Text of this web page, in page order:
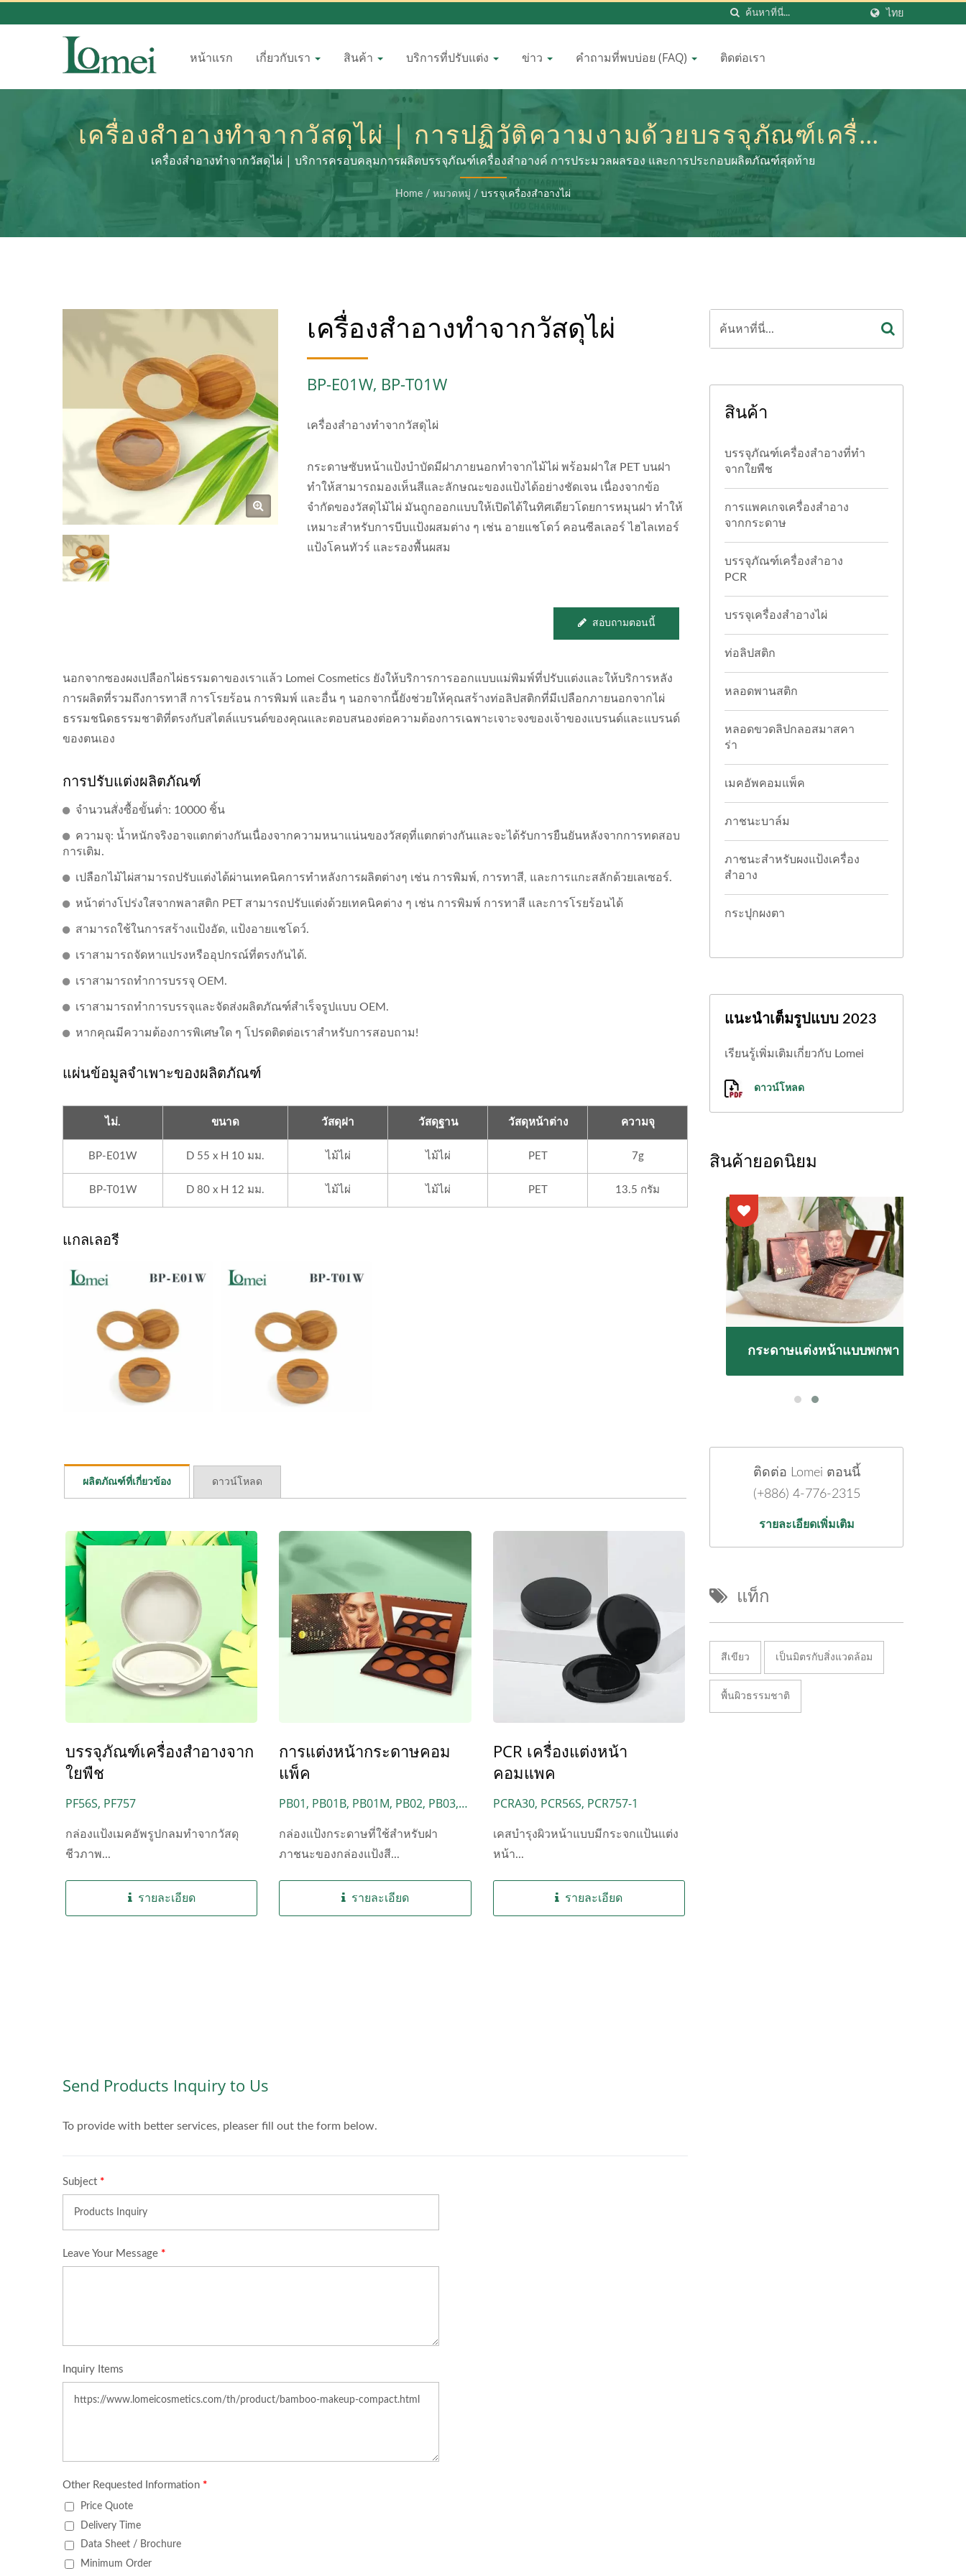
ไทย
หน้าแรก เกี่ยวกับเรา สินค้า บริการที่ปรับแต่ง ข่าว คำถามที่พบบ่อย (FAQ) ติดต่อเรา
เครื่องสำอางทำจากวัสดุไผ่ | การปฏิวัติความงามด้วยบรรจุภัณฑ์เครื่อง
สำอาง PCR: อนาคตของความยั่งยืน | LOMEI
เครื่องสำอางทำจากวัสดุไผ่ | บริการครอบคลุมการผลิตบรรจุภัณฑ์เครื่องสำอางค์ การประมวลผลรอง และการประกอบผลิตภัณฑ์สุดท้าย
Home / หมวดหมู่ / บรรจุเครื่องสำอางไผ่
เครื่องสำอางทำจากวัสดุไผ่
BP-E01W, BP-T01W
เครื่องสำอางทำจากวัสดุไผ่
กระดาษซับหน้าแป้งบำบัดมีฝาภายนอกทำจากไม้ไผ่ พร้อมฝาใส PET บนฝา
ทำให้สามารถมองเห็นสีและลักษณะของแป้งได้อย่างชัดเจน เนื่องจากข้อ
จำกัดของวัสดุไม้ไผ่ มันถูกออกแบบให้เปิดได้ในทิศเดียวโดยการหมุนฝา ทำให้
เหมาะสำหรับการบีบแป้งผสมต่าง ๆ เช่น อายแชโดว์ คอนซีลเลอร์ ไฮไลเทอร์
แป้งโคนทัวร์ และรองพื้นผสม
สอบถามตอนนี้
นอกจากซองผงเปลือกไผ่ธรรมดาของเราแล้ว Lomei Cosmetics ยังให้บริการการออกแบบแม่พิมพ์ที่ปรับแต่งและให้บริการหลัง
การผลิตที่รวมถึงการทาสี การโรยร้อน การพิมพ์ และอื่น ๆ นอกจากนี้ยังช่วยให้คุณสร้างท่อลิปสติกที่มีเปลือกภายนอกจากไผ่
ธรรมชนิดธรรมชาติที่ตรงกับสไตล์แบรนด์ของคุณและตอบสนองต่อความต้องการเฉพาะเจาะจงของเจ้าของแบรนด์และแบรนด์
ของตนเอง
การปรับแต่งผลิตภัณฑ์
จำนวนสั่งซื้อขั้นต่ำ: 10000 ชิ้น
ความจุ: น้ำหนักจริงอาจแตกต่างกันเนื่องจากความหนาแน่นของวัสดุที่แตกต่างกันและจะได้รับการยืนยันหลังจากการทดสอบ
การเติม.
เปลือกไม้ไผ่สามารถปรับแต่งได้ผ่านเทคนิคการทำหลังการผลิตต่างๆ เช่น การพิมพ์, การทาสี, และการแกะสลักด้วยเลเซอร์.
หน้าต่างโปร่งใสจากพลาสติก PET สามารถปรับแต่งด้วยเทคนิคต่าง ๆ เช่น การพิมพ์ การทาสี และการโรยร้อนได้
สามารถใช้ในการสร้างแป้งอัด, แป้งอายแชโดว์.
เราสามารถจัดหาแปรงหรืออุปกรณ์ที่ตรงกันได้.
เราสามารถทำการบรรจุ OEM.
เราสามารถทำการบรรจุและจัดส่งผลิตภัณฑ์สำเร็จรูปแบบ OEM.
หากคุณมีความต้องการพิเศษใด ๆ โปรดติดต่อเราสำหรับการสอบถาม!
แผ่นข้อมูลจำเพาะของผลิตภัณฑ์
ไม่. ขนาด วัสดุฝา วัสดุฐาน วัสดุหน้าต่าง ความจุ
BP-E01W D 55 x H 10 มม. ไม้ไผ่ ไม้ไผ่ PET 7g
BP-T01W D 80 x H 12 มม. ไม้ไผ่ ไม้ไผ่ PET 13.5 กรัม
แกลเลอรี
ผลิตภัณฑ์ที่เกี่ยวข้อง ดาวน์โหลด
บรรจุภัณฑ์เครื่องสำอางจาก
ใยพืช
PF56S, PF757
กล่องแป้งเมคอัพรูปกลมทำจากวัสดุ
ชีวภาพ...
รายละเอียด
การแต่งหน้ากระดาษคอม
แพ็ค
PB01, PB01B, PB01M, PB02, PB03,
PB04L, PB04S, PB05, PB06, PB06B,
PB07, PB09, PB13, PBMG10,
กล่องแป้งกระดาษที่ใช้สำหรับฝา
ภาชนะของกล่องแป้งสี...
รายละเอียด
PCR เครื่องแต่งหน้า
คอมแพค
PCRA30, PCR56S, PCR757-1
เคสบำรุงผิวหน้าแบบมีกระจกแป้นแต่ง
หน้า...
รายละเอียด
สินค้า
บรรจุภัณฑ์เครื่องสำอางที่ทำ
จากใยพืช
การแพคเกจเครื่องสำอาง
จากกระดาษ
บรรจุภัณฑ์เครื่องสำอาง
PCR
บรรจุเครื่องสำอางไผ่
ท่อลิปสติก
หลอดพานสติก
หลอดขวดลิปกลอสมาสคา
ร่า
เมคอัพคอมแพ็ค
ภาชนะบาล์ม
ภาชนะสำหรับผงแป้งเครื่อง
สำอาง
กระปุกผงตา
แนะนำเต็มรูปแบบ 2023
เรียนรู้เพิ่มเติมเกี่ยวกับ Lomei
ดาวน์โหลด
สินค้ายอดนิยม
หลอดลิปบาล์มจากเส้นใยพืช กระดาษแต่งหน้าแบบพกพา กระดาษแต่งหน้าแบบพกพา
ติดต่อ Lomei ตอนนี้
(+886) 4-776-2315
รายละเอียดเพิ่มเติม
แท็ก
สีเขียว เป็นมิตรกับสิ่งแวดล้อม
พื้นผิวธรรมชาติ